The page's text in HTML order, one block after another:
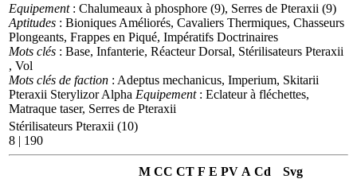
Equipement: Chalumeaux à phosphore (9), Serres de Pteraxii (9)
Aptitudes : Bioniques Améliorés, Cavaliers Thermiques, Chasseurs
Plongeants, Frappes en Piqué, Impératifs Doctrinaires
Mots clés : Base, Infanterie, Réacteur Dorsal, Stérilisateurs Pteraxii
, Vol
Mots clés de faction : Adeptus mechanicus, Imperium, Skitarii
Pteraxii Sterylizor Alpha Equipement: Eclateur à fléchettes,
Matraque taser, Serres de Pteraxii
Stérilisateurs Pteraxii (10)
8 | 190
M CC CT F E PV A Cd
Svg